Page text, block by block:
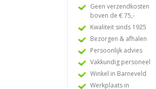
Geen verzendkosten
boven de € 75,-
Kwaliteit sinds 1925
Bezorgen & afhalen
Persoonlijk advies
Vakkundig personeel
Winkel in Barneveld
Werkplaats in